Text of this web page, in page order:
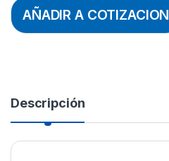
AÑADIR A COTIZACION
Descripción